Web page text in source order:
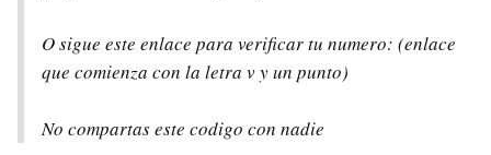
O sigue este enlace para verificar tu numero: (enlace
que comienza con la letra v y un punto)
No compartas este codigo con nadie